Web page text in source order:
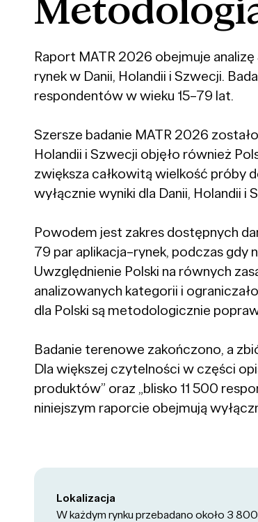
Raport MATR 2026 obejmuje
rynek w Danii, Holandii i Szwecji.
respondentów w wieku 15–79 lat.
Szersze badanie MATR 2026
Holandii i Szwecji objęło również
zwiększa całkowitą wielkość próby
wyłącznie wyniki dla Danii, Holandii i
Powodem jest zakres dostępnych
79 par aplikacja–rynek, podczas gdy
Uwzględnienie Polski na równych
analizowanych kategorii i
dla Polski są metodologicznie
Badanie terenowe zakończono, a
Dla większej czytelności w części
produktów” oraz „blisko 11 500
niniejszym raporcie obejmują
Lokalizacja
W każdym rynku przebadano około 3 800